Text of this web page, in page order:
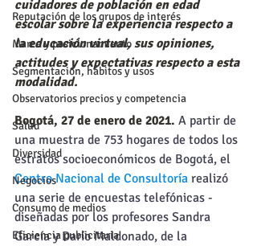
Reputación de los grupos de interés
Marca y posicionamiento
Segmentación, hábitos y usos
Observatorios precios y competencia
Salud
Diversidad
Negocios
Consumo de medios
Eficiencia publicitaria
cuidadores de población en edad
escolar sobre la experiencia respecto a
la educación virtual, sus opiniones,
actitudes y expectativas respecto a esta
modalidad.
Bogotá, 27 de enero de 2021. A partir de
una muestra de 753 hogares de todos los
estratos socioeconómicos de Bogotá, el
Centro Nacional de Consultoría realizó
una serie de encuestas telefónicas -
diseñadas por los profesores Sandra
García y Darío Maldonado, de la